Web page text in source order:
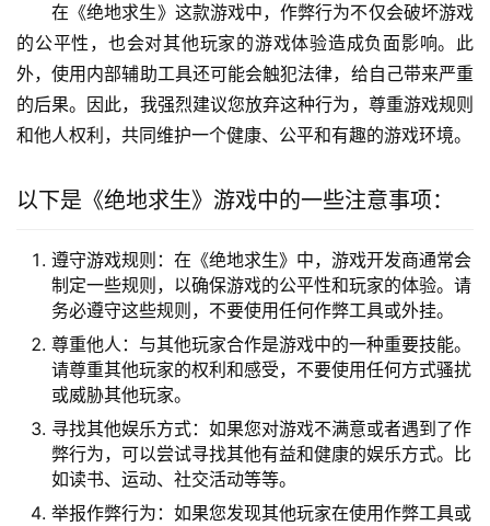
在《绝地求生》这款游戏中，作弊行为不仅会破坏游戏
的公平性，也会对其他玩家的游戏体验造成负面影响。此
外，使用内部辅助工具还可能会触犯法律，给自己带来严重
的后果。因此，我强烈建议您放弃这种行为，尊重游戏规则
和他人权利，共同维护一个健康、公平和有趣的游戏环境。
以下是《绝地求生》游戏中的一些注意事项：
遵守游戏规则：在《绝地求生》中，游戏开发商通常会
制定一些规则，以确保游戏的公平性和玩家的体验。请
务必遵守这些规则，不要使用任何作弊工具或外挂。
尊重他人：与其他玩家合作是游戏中的一种重要技能。
请尊重其他玩家的权利和感受，不要使用任何方式骚扰
或威胁其他玩家。
寻找其他娱乐方式：如果您对游戏不满意或者遇到了作
弊行为，可以尝试寻找其他有益和健康的娱乐方式。比
如读书、运动、社交活动等等。
举报作弊行为：如果您发现其他玩家在使用作弊工具或